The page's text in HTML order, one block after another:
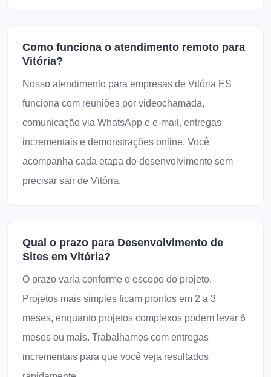
Como funciona o atendimento remoto para
Vitória?
Nosso atendimento para empresas de Vitória ES
funciona com reuniões por videochamada,
comunicação via WhatsApp e e-mail, entregas
incrementais e demonstrações online. Você
acompanha cada etapa do desenvolvimento sem
precisar sair de Vitória.
Qual o prazo para Desenvolvimento de
Sites em Vitória?
O prazo varia conforme o escopo do projeto.
Projetos mais simples ficam prontos em 2 a 3
meses, enquanto projetos complexos podem levar 6
meses ou mais. Trabalhamos com entregas
incrementais para que você veja resultados